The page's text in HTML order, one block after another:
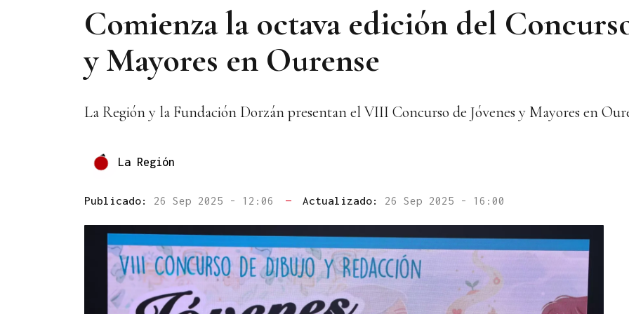
Comienza la octava edición del
y Mayores en Ourense
La Región y la Fundación Dorzán presentan el VIII Concurso de Jóvenes y Mayores en
La Región
Publicado: 26 Sep 2025 - 12:06 — Actualizado: 26 Sep 2025 - 16:00